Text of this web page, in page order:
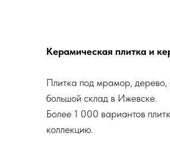
Керамическая плитка и
Плитка под мрамор, дерево,
большой склад в Ижевске.
Более 1 000 вариантов
коллекцию.